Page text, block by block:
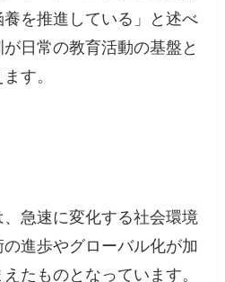
を推進している」と述べ
日常の教育活動の基盤と
す。
急速に変化する社会環境
進歩やグローバル化が加
たものとなっています。